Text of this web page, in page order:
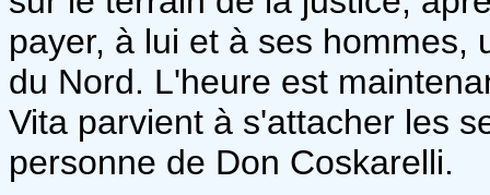
payer, à lui et à ses hommes,
du Nord. L'heure est
Vita parvient à s'attacher les
personne de Don Coskarelli.